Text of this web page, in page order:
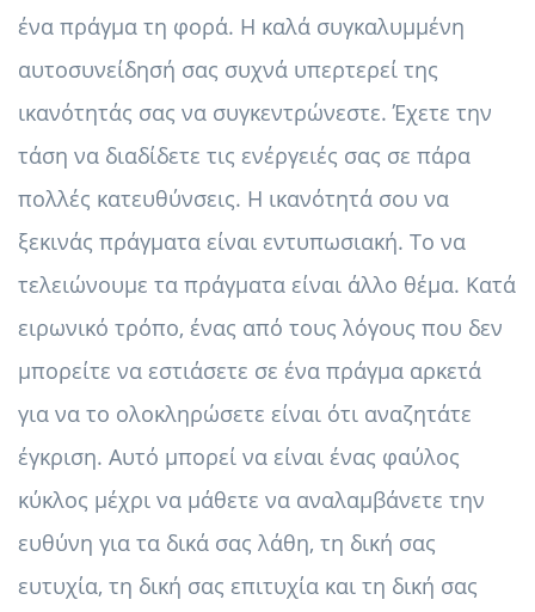
ένα πράγμα τη φορά. Η καλά συγκαλυμμένη
αυτοσυνείδησή σας συχνά υπερτερεί της
ικανότητάς σας να συγκεντρώνεστε. Έχετε την
τάση να διαδίδετε τις ενέργειές σας σε πάρα
πολλές κατευθύνσεις. Η ικανότητά σου να
ξεκινάς πράγματα είναι εντυπωσιακή. Το να
τελειώνουμε τα πράγματα είναι άλλο θέμα. Κατά
ειρωνικό τρόπο, ένας από τους λόγους που δεν
μπορείτε να εστιάσετε σε ένα πράγμα αρκετά
για να το ολοκληρώσετε είναι ότι αναζητάτε
έγκριση. Αυτό μπορεί να είναι ένας φαύλος
κύκλος μέχρι να μάθετε να αναλαμβάνετε την
ευθύνη για τα δικά σας λάθη, τη δική σας
ευτυχία, τη δική σας επιτυχία και τη δική σας